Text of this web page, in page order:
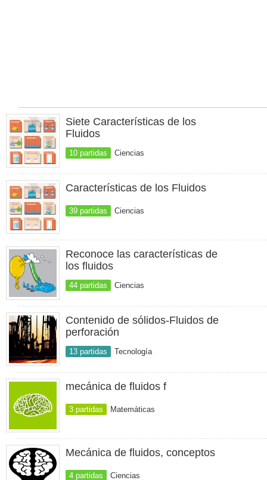
Siete Características de los
Fluidos
10 partidas Ciencias
Características de los Fluidos
39 partidas Ciencias
Reconoce las características de
los fluidos
44 partidas Ciencias
Contenido de sólidos-Fluidos de
perforación
13 partidas Tecnología
mecánica de fluidos f
3 partidas Matemáticas
Mecánica de fluidos, conceptos
4 partidas Ciencias